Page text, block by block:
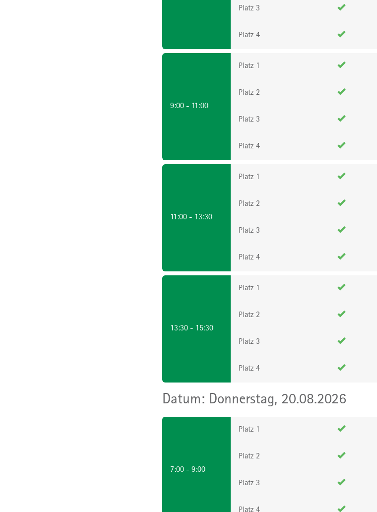
Platz 3
Platz 4
9:00 - 11:00
Platz 1
Platz 2
Platz 3
Platz 4
11:00 - 13:30
Platz 1
Platz 2
Platz 3
Platz 4
13:30 - 15:30
Platz 1
Platz 2
Platz 3
Platz 4
Donnerstag, 20.08.2026
7:00 - 9:00
Platz 1
Platz 2
Platz 3